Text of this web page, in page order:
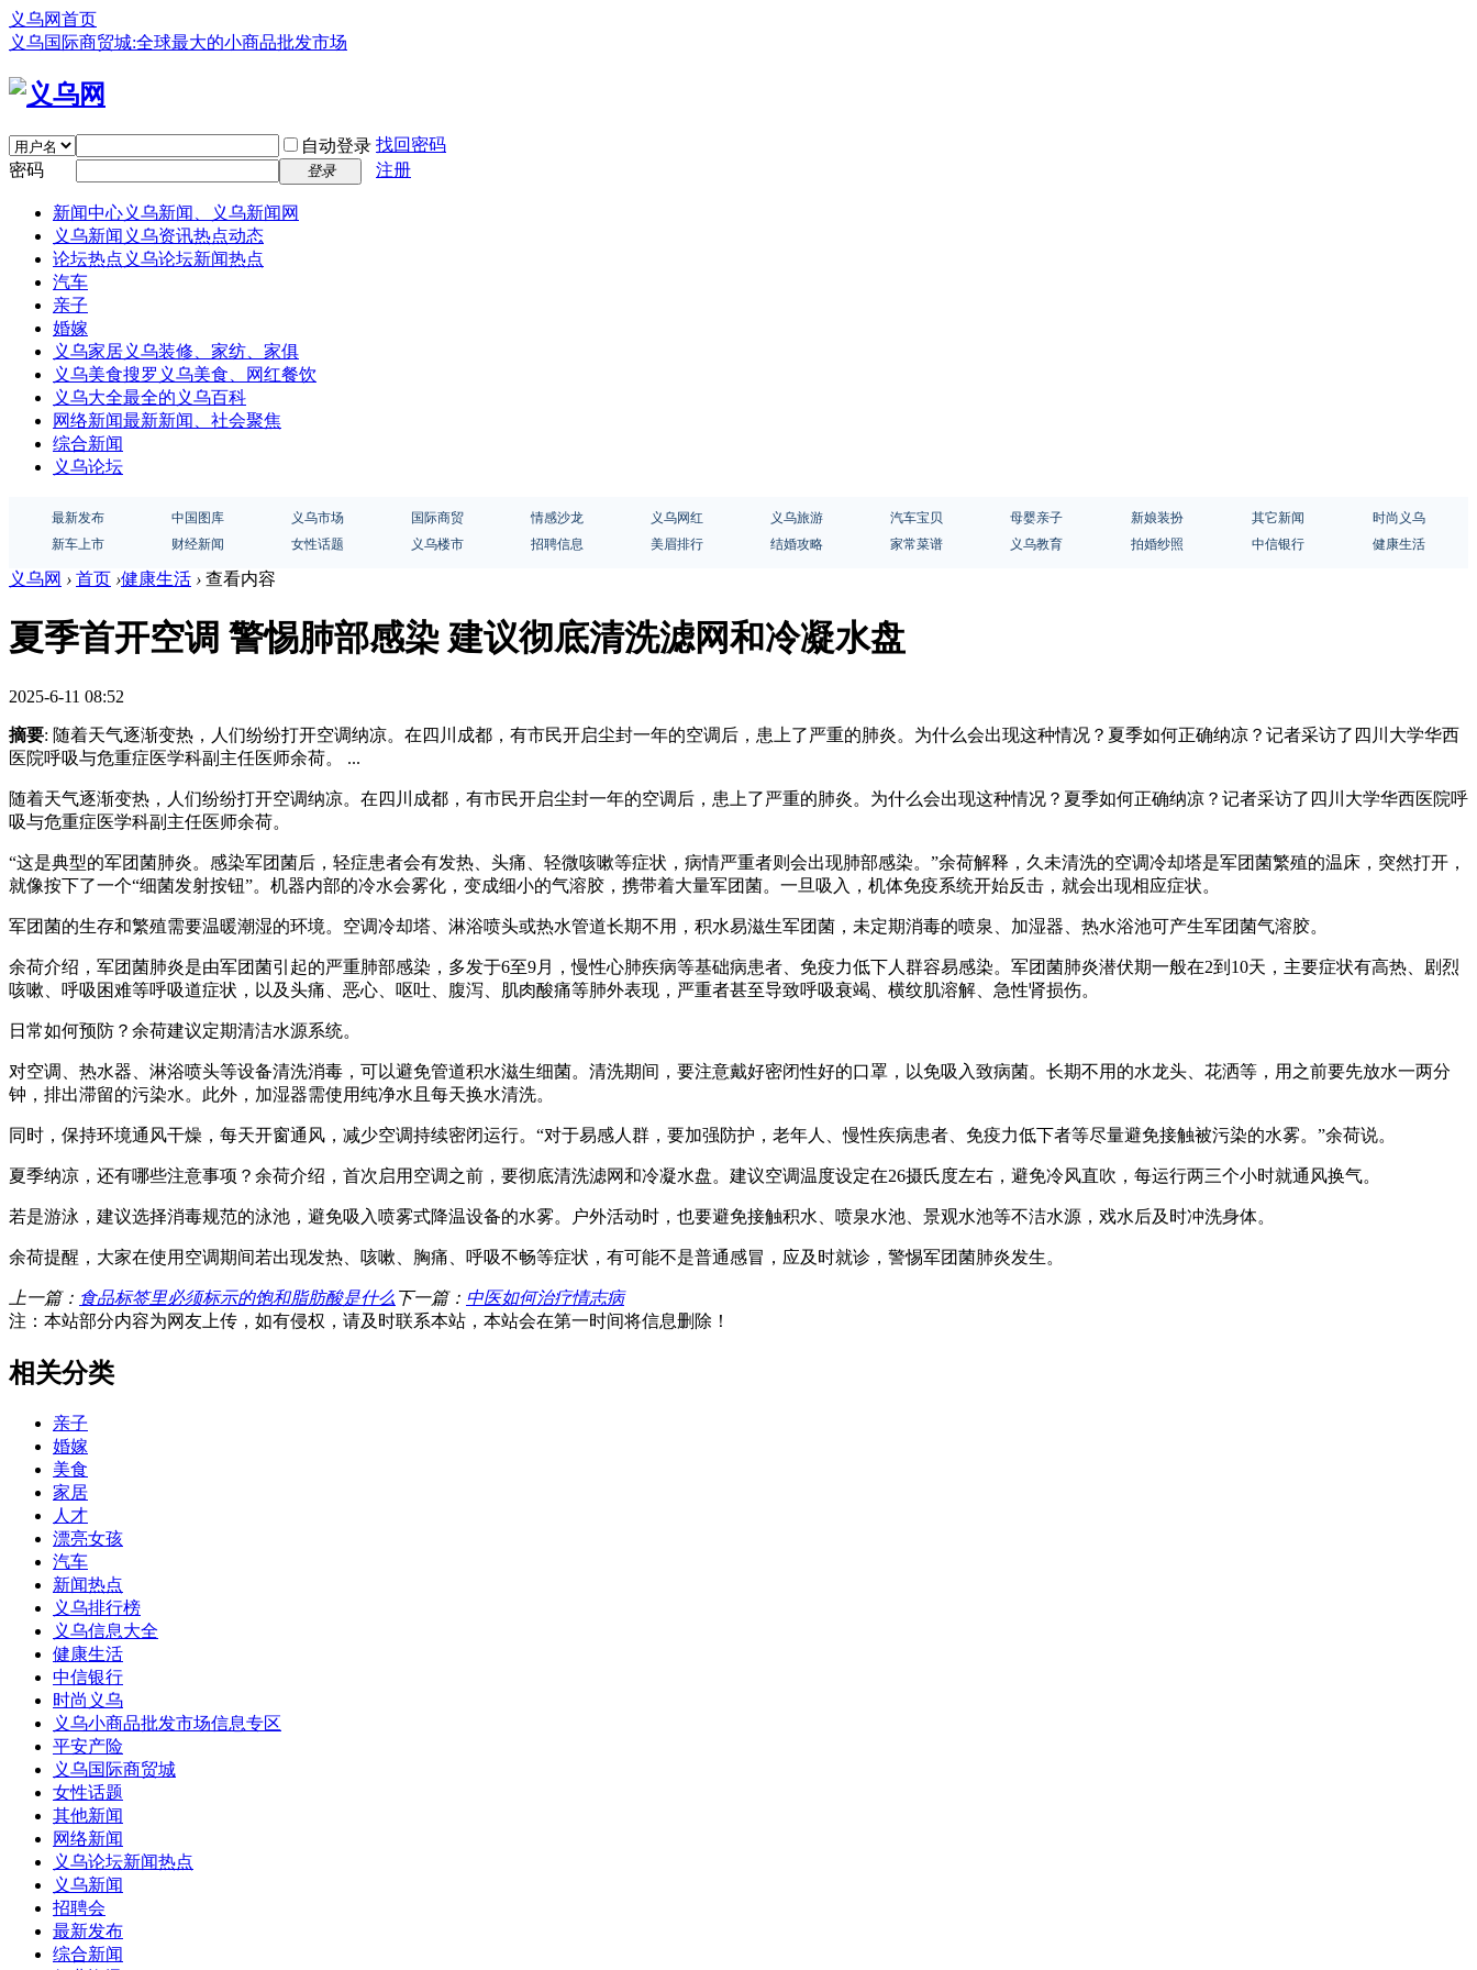
义乌网首页
义乌国际商贸城:全球最大的小商品批发市场
自动登录 找回密码
密码
登录 注册
新闻中心义乌新闻、义乌新闻网
义乌新闻 义乌资讯热点动态
论坛热点 义乌论坛新闻热点
汽车
亲子
婚嫁
义乌家居义乌装修、家纺、家俱
义乌美食搜罗义乌美食、网红餐饮
义乌大全最全的义乌百科
网络新闻最新新闻、社会聚焦
综合新闻
义乌论坛
最新发布 中国图库 义乌市场 国际商贸 情感沙龙 义乌网红 义乌旅游 汽车宝贝 母婴亲子 新娘装扮 其它新闻
时尚义乌
新车上市
财经新闻 女性话题 义乌楼市 招聘信息 美眉排行 结婚攻略 家常菜谱 义乌教育 拍婚纱照 中信银行 健康生活
义乌网 › 首页 ›健康生活 › 查看内容
夏季首开空调 警惕肺部感染 建议彻底清洗滤网和冷凝水盘
2025-6-11 08:52
摘要: 随着天气逐渐变热，人们纷纷打开空调纳凉。在四川成都，有市民开启尘封一年的空调后，患上了严重的肺炎。为什么会出现这种情况？夏季如何正确纳凉？记者采访了四川大学华西
医院呼吸与危重症医学科副主任医师余荷。 ...
随着天气逐渐变热，人们纷纷打开空调纳凉。在四川成都，有市民开启尘封一年的空调后，患上了严重的肺炎。为什么会出现这种情况？夏季如何正确纳凉？记者采访了四川大学华西医院呼
吸与危重症医学科副主任医师余荷。
“这是典型的军团菌肺炎。感染军团菌后，轻症患者会有发热、头痛、轻微咳嗽等症状，病情严重者则会出现肺部感染。”余荷解释，久未清洗的空调冷却塔是军团菌繁殖的温床，突然打开，
就像按下了一个“细菌发射按钮”。机器内部的冷水会雾化，变成细小的气溶胶，携带着大量军团菌。一旦吸入，机体免疫系统开始反击，就会出现相应症状。
军团菌的生存和繁殖需要温暖潮湿的环境。空调冷却塔、淋浴喷头或热水管道长期不用，积水易滋生军团菌，未定期消毒的喷泉、加湿器、热水浴池可产生军团菌气溶胶。
余荷介绍，军团菌肺炎是由军团菌引起的严重肺部感染，多发于6至9月，慢性心肺疾病等基础病患者、免疫力低下人群容易感染。军团菌肺炎潜伏期一般在2到10天，主要症状有高热、剧烈
咳嗽、呼吸困难等呼吸道症状，以及头痛、恶心、呕吐、腹泻、肌肉酸痛等肺外表现，严重者甚至导致呼吸衰竭、横纹肌溶解、急性肾损伤。
日常如何预防？余荷建议定期清洁水源系统。
对空调、热水器、淋浴喷头等设备清洗消毒，可以避免管道积水滋生细菌。清洗期间，要注意戴好密闭性好的口罩，以免吸入致病菌。长期不用的水龙头、花洒等，用之前要先放水一两分
钟，排出滞留的污染水。此外，加湿器需使用纯净水且每天换水清洗。
同时，保持环境通风干燥，每天开窗通风，减少空调持续密闭运行。“对于易感人群，要加强防护，老年人、慢性疾病患者、免疫力低下者等尽量避免接触被污染的水雾。”余荷说。
夏季纳凉，还有哪些注意事项？余荷介绍，首次启用空调之前，要彻底清洗滤网和冷凝水盘。建议空调温度设定在26摄氏度左右，避免冷风直吹，每运行两三个小时就通风换气。
若是游泳，建议选择消毒规范的泳池，避免吸入喷雾式降温设备的水雾。户外活动时，也要避免接触积水、喷泉水池、景观水池等不洁水源，戏水后及时冲洗身体。
余荷提醒，大家在使用空调期间若出现发热、咳嗽、胸痛、呼吸不畅等症状，有可能不是普通感冒，应及时就诊，警惕军团菌肺炎发生。
上一篇： 食品标签里必须标示的饱和脂肪酸是什么 下一篇： 中医如何治疗情志病
注：本站部分内容为网友上传，如有侵权，请及时联系本站，本站会在第一时间将信息删除！
相关分类
亲子
婚嫁
美食
家居
人才
漂亮女孩
汽车
新闻热点
义乌排行榜
义乌信息大全
健康生活
中信银行
时尚义乌
义乌小商品批发市场信息专区
平安产险
义乌国际商贸城
女性话题
其他新闻
网络新闻
义乌论坛新闻热点
义乌新闻
招聘会
最新发布
综合新闻